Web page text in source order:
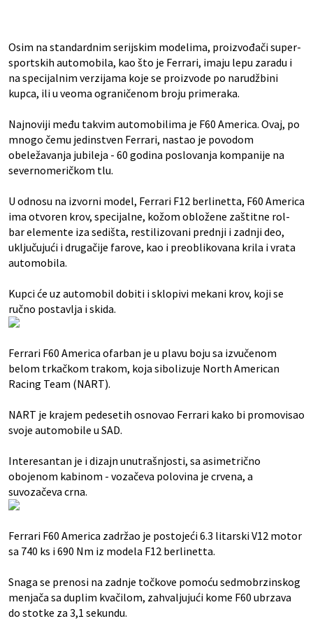
Osim na standardnim serijskim modelima, proizvođači super-
sportskih automobila, kao što je Ferrari, imaju lepu zaradu i
na specijalnim verzijama koje se proizvode po narudžbini
kupca, ili u veoma ograničenom broju primeraka.
Najnoviji među takvim automobilima je F60 America. Ovaj, po
mnogo čemu jedinstven Ferrari, nastao je povodom
obeležavanja jubileja - 60 godina poslovanja kompanije na
severnomeričkom tlu.
U odnosu na izvorni model, Ferrari F12 berlinetta, F60 America
ima otvoren krov, specijalne, kožom obložene zaštitne rol-
bar elemente iza sedišta, restilizovani prednji i zadnji deo,
uključujući i drugačije farove, kao i preoblikovana krila i vrata
automobila.
Kupci će uz automobil dobiti i sklopivi mekani krov, koji se
ručno postavlja i skida.
Ferrari F60 America ofarban je u plavu boju sa izvučenom
belom trkačkom trakom, koja sibolizuje North American
Racing Team (NART).
NART je krajem pedesetih osnovao Ferrari kako bi promovisao
svoje automobile u SAD.
Interesantan je i dizajn unutrašnjosti, sa asimetrično
obojenom kabinom - vozačeva polovina je crvena, a
suvozačeva crna.
Ferrari F60 America zadržao je postojeći 6.3 litarski V12 motor
sa 740 ks i 690 Nm iz modela F12 berlinetta.
Snaga se prenosi na zadnje točkove pomoću sedmobrzinskog
menjača sa duplim kvačilom, zahvaljujući kome F60 ubrzava
do stotke za 3,1 sekundu.